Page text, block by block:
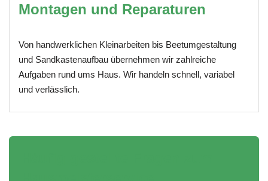
Montagen und Reparaturen
Von handwerklichen Kleinarbeiten bis Beetumgestaltung
und Sandkastenaufbau übernehmen wir zahlreiche
Aufgaben rund ums Haus. Wir handeln schnell, variabel
und verlässlich.